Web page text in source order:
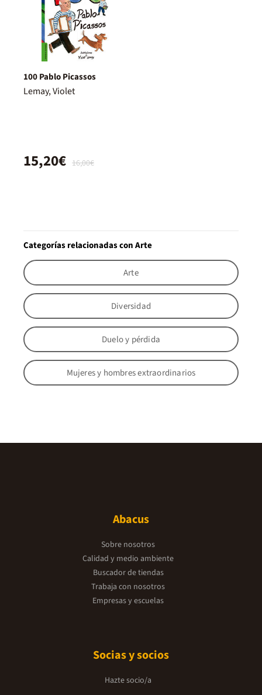
100 Pablo Picassos
Lemay, Violet
16,00€
15,20€
Categorías relacionadas con Arte
Arte
Diversidad
Duelo y pérdida
Mujeres y hombres extraordinarios
Abacus
Sobre nosotros
Calidad y medio ambiente
Buscador de tiendas
Trabaja con nosotros
Empresas y escuelas
Socias y socios
Hazte socio/a